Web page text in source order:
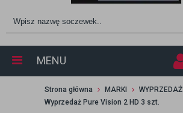
MENU
Strona główna MARKI
WYPRZEDAŻ
Wyprzedaż Pure Vision 2 HD 3 szt.